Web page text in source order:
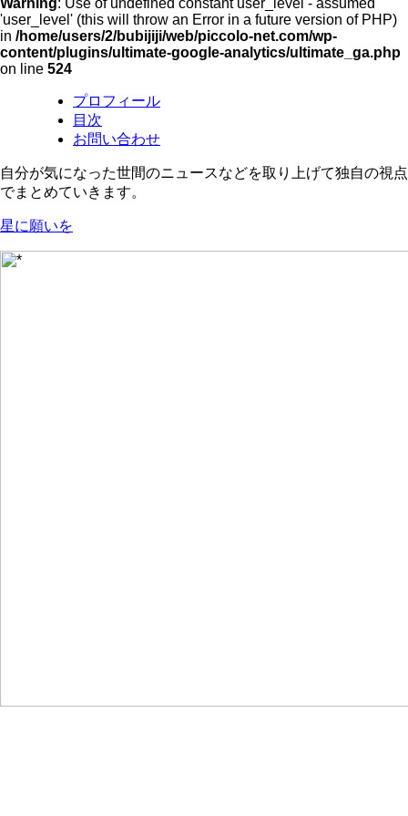
Warning: Use of undefined constant user_level - assumed
'user_level' (this will throw an Error in a future version of PHP)
in /home/users/2/bubijiji/web/piccolo-net.com/wp-
content/plugins/ultimate-google-analytics/ultimate_ga.php
on line 524
プロフィール
目次
お問い合わせ
自分が気になった世間のニュースなどを取り上げて独自の視点
でまとめていきます。
星に願いを